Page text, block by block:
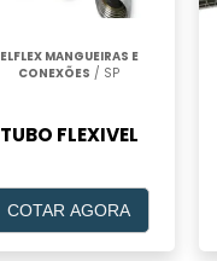
ELFLEX MANGUEIRAS E
CONEXÕES / SP
TUBO FLEXIVEL
COTAR AGORA